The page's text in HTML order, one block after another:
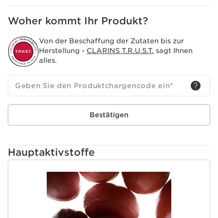
Wissenschaft mit der Kraft der Pflanzen, um den [Solar
verfügt über ein neues Sonnenfiltersystem und bietet
eine zweifache Wirkung gegen Falten und
Pigmentflecken.
Woher kommt Ihr Produkt?
Von der Beschaffung der Zutaten bis zur
Herstellung - CLARINS T.R.U.S.T. sagt Ihnen
alles.
Geben Sie den Produktchargencode ein*
Bestätigen
Hauptaktivstoffe
WEITER ZUM INHALT